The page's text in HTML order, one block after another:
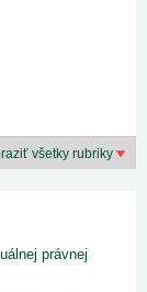
všetky rubriky
právnej